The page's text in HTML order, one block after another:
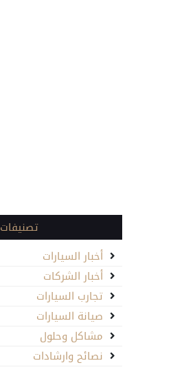
تصنيفات
أخبار السيارات
أخبار الشركات
تجارب السيارات
صيانة السيارات
مشاكل وحلول
نصائح وارشادات